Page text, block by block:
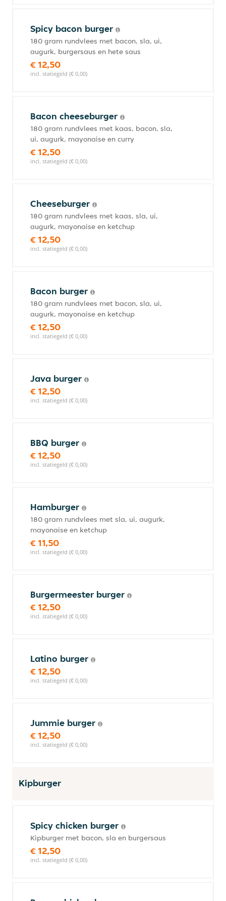
Spicy bacon burger
180 gram rundvlees met bacon, sla, ui,
augurk, burgersaus en hete saus
€ 12,50
incl. statiegeld (€ 0,00)
Bacon cheeseburger
180 gram rundvlees met kaas, bacon, sla,
ui, augurk, mayonaise en curry
€ 12,50
incl. statiegeld (€ 0,00)
Cheeseburger
180 gram rundvlees met kaas, sla, ui,
augurk, mayonaise en ketchup
€ 12,50
incl. statiegeld (€ 0,00)
Bacon burger
180 gram rundvlees met bacon, sla, ui,
augurk, mayonaise en ketchup
€ 12,50
incl. statiegeld (€ 0,00)
Java burger
€ 12,50
incl. statiegeld (€ 0,00)
BBQ burger
€ 12,50
incl. statiegeld (€ 0,00)
Hamburger
180 gram rundvlees met sla, ui, augurk,
mayonaise en ketchup
€ 11,50
incl. statiegeld (€ 0,00)
Burgermeester burger
€ 12,50
incl. statiegeld (€ 0,00)
Latino burger
€ 12,50
incl. statiegeld (€ 0,00)
Jummie burger
€ 12,50
incl. statiegeld (€ 0,00)
Kipburger
Spicy chicken burger
Kipburger met bacon, sla en burgersaus
€ 12,50
incl. statiegeld (€ 0,00)